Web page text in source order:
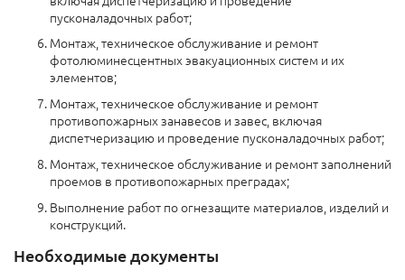
пусконаладочных работ;
Монтаж, техническое обслуживание и ремонт
фотолюминесцентных эвакуационных систем и их
элементов;
Монтаж, техническое обслуживание и ремонт
противопожарных занавесов и завес, включая
диспетчеризацию и проведение пусконаладочных работ;
Монтаж, техническое обслуживание и ремонт заполнений
проемов в противопожарных преградах;
Выполнение работ по огнезащите материалов, изделий и
конструкций.
Необходимые документы